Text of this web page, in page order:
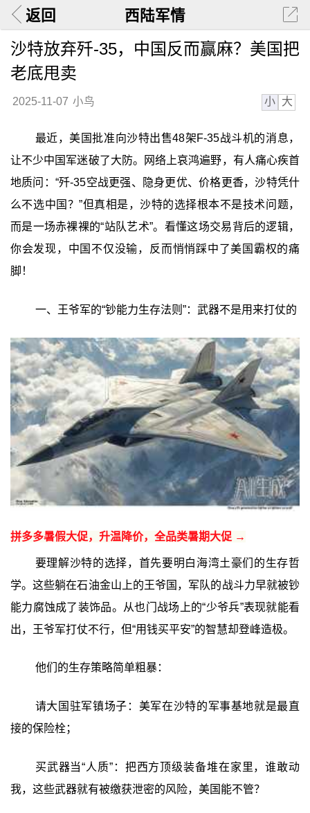
返回 西陆军情
沙特放弃歼-35，中国反而赢麻？美国把
老底甩卖
2025-11-07 小鸟 小 大
最近，美国批准向沙特出售48架F-35战斗机的消息，
让不少中国军迷破了大防。网络上哀鸿遍野，有人痛心疾首
地质问：“歼-35空战更强、隐身更优、价格更香，沙特凭什
么不选中国？”但真相是，沙特的选择根本不是技术问题，
而是一场赤裸裸的“站队艺术”。看懂这场交易背后的逻辑，
你会发现，中国不仅没输，反而悄悄踩中了美国霸权的痛
脚！
一、王爷军的“钞能力生存法则”：武器不是用来打仗的
拼多多暑假大促，升温降价，全品类暑期大促 →
要理解沙特的选择，首先要明白海湾土豪们的生存哲
学。这些躺在石油金山上的王爷国，军队的战斗力早就被钞
能力腐蚀成了装饰品。从也门战场上的“少爷兵”表现就能看
出，王爷军打仗不行，但“用钱买平安”的智慧却登峰造极。
他们的生存策略简单粗暴：
请大国驻军镇场子：美军在沙特的军事基地就是最直
接的保险栓；
买武器当“人质”：把西方顶级装备堆在家里，谁敢动
我，这些武器就有被缴获泄密的风险，美国能不管？